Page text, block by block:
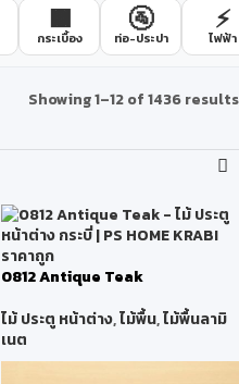
🟫
กระเบื้อง
🚰
ท่อ-ประปา
⚡
ไฟฟ้า
Showing 1–12 of 1436 results
0812 Antique Teak
ไม้ ประตู หน้าต่าง,ไม้พื้น,ไม้พื้นลามิ
เนต